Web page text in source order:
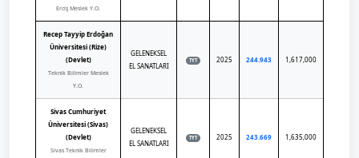
Erciş Meslek Y.O.
Recep Tayyip Erdoğan
Üniversitesi (Rize)
(Devlet)
Teknik Bilimler Meslek
Y.O.
GELENEKSEL
EL SANATLARI
TYT 2025 244.943 1,617,000
Sivas Cumhuriyet
Üniversitesi (Sivas)
(Devlet)
Sivas Teknik Bilimler
GELENEKSEL
EL SANATLARI
TYT 2025 243.669 1,635,000